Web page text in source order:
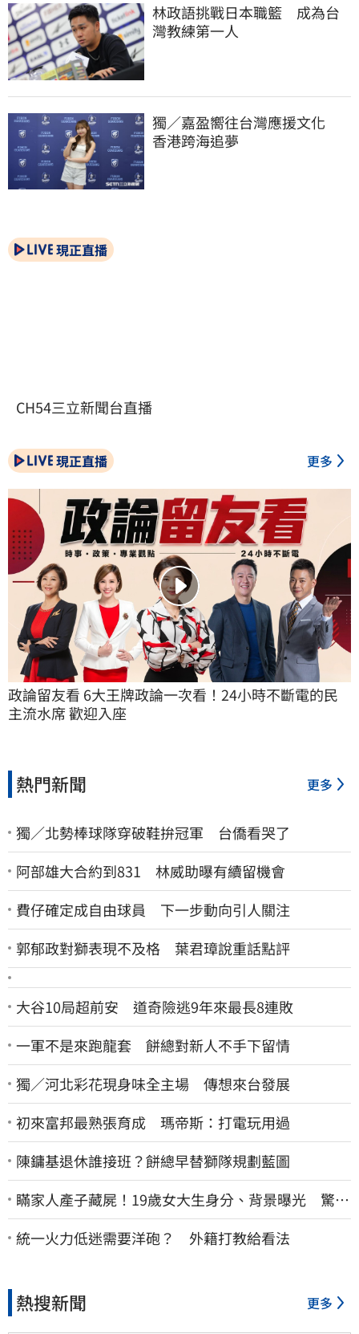
林政語挑戰日本職籃　成為台
灣教練第一人
獨／嘉盈嚮往台灣應援文化
香港跨海追夢
現正直播
CH54三立新聞台直播
現正直播 更多
政論留友看 6大王牌政論一次看！24小時不斷電的民
主流水席 歡迎入座
熱門新聞 更多
獨／北勢棒球隊穿破鞋拚冠軍 台僑看哭了
阿部雄大合約到831 林威助曝有續留機會
費仔確定成自由球員 下一步動向引人關注
郭郁政對獅表現不及格 葉君璋說重話點評
大谷10局超前安 道奇險逃9年來最長8連敗
一軍不是來跑龍套 餅總對新人不手下留情
獨／河北彩花現身味全主場 傳想來台發展
初來富邦最熟張育成 瑪帝斯：打電玩用過
陳鏞基退休誰接班？餅總早替獅隊規劃藍圖
瞞家人產子藏屍！19歲女大生身分、背景曝光 驚見
「產檢紀錄全空白」
統一火力低迷需要洋砲？ 外籍打教給看法
熱搜新聞 更多